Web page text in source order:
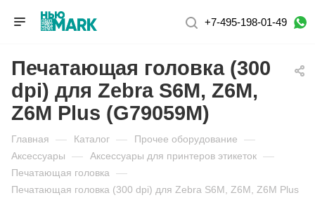
+7-495-198-01-49
Печатающая головка (300
dpi) для Zebra S6M, Z6M,
Z6M Plus (G79059M)
Главная — Каталог — Прочее оборудование —
Аксессуары — Аксессуары для принтеров этикеток —
Печатающая головка —
Печатающая головка (300 dpi) для Zebra S6M, Z6M, Z6M Plus